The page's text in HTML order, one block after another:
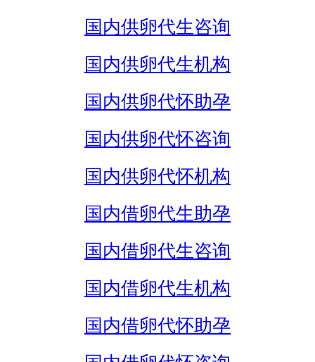
国内供卵代生咨询
国内供卵代生机构
国内供卵代怀助孕
国内供卵代怀咨询
国内供卵代怀机构
国内借卵代生助孕
国内借卵代生咨询
国内借卵代生机构
国内借卵代怀助孕